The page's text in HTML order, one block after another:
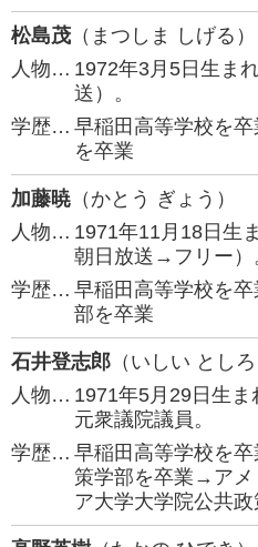
松島茂 （まつしま しげる）
人物… 1972年3月5日生ま
送）。
学歴… 早稲田高等学校を
を卒業
加藤暁 （かとう ぎょう）
人物… 1971年11月18日生
朝日放送→フリー）
学歴… 早稲田高等学校を
部を卒業
石井登志郎 （いしい としろ
人物… 1971年5月29日生ま
元衆議院議員。
学歴… 早稲田高等学校を
策学部を卒業→アメ
ア大学大学院公共